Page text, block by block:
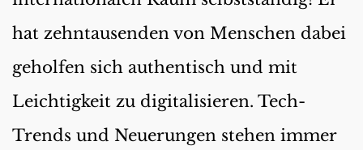
hat zehntausenden von Menschen dabei
geholfen sich authentisch und mit
Leichtigkeit zu digitalisieren. Tech-
Trends und Neuerungen stehen immer